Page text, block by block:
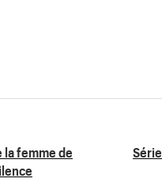
la femme de